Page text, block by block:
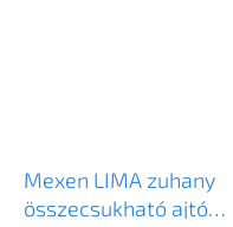
Mexen LIMA zuhany
összecsukható ajtó